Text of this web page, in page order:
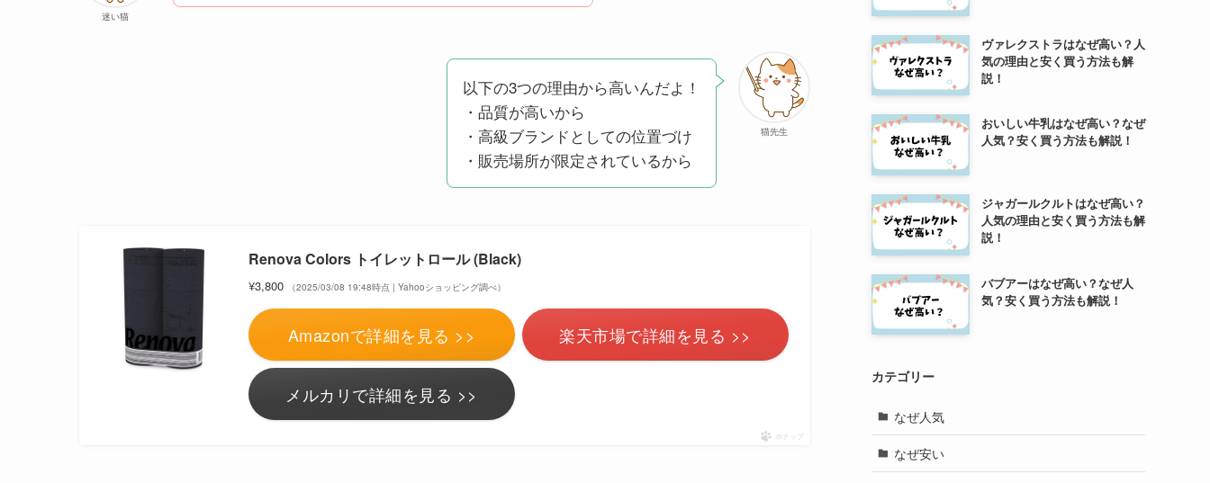
迷い猫
猫先生
以下の3つの理由から高いんだよ！
・品質が高いから
・高級ブランドとしての位置づけ
・販売場所が限定されているから
Renova Colors トイレットロール (Black)
¥3,800 （2025/03/08 19:48時点 | Yahooショッピング調べ）
Amazonで詳細を見る >> 楽天市場で詳細を見る >>
メルカリで詳細を見る >>
ポチップ
ヴァレクストラはなぜ高い？人
気の理由と安く買う方法も解
説！
おいしい牛乳はなぜ高い？なぜ
人気？安く買う方法も解説！
ジャガールクルトはなぜ高い？
人気の理由と安く買う方法も解
説！
バブアーはなぜ高い？なぜ人
気？安く買う方法も解説！
カテゴリー
なぜ人気
なぜ安い